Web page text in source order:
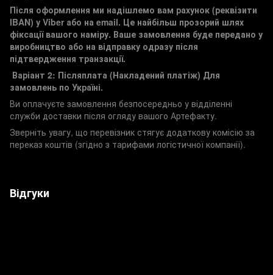
Після оформлення ми надішлемо вам рахунок (реквізити
IBAN) у Viber або на email. Це найбільш прозорий шлях
фіксації вашого наміру. Ваше замовлення буде передано у
виробництво або на відправку одразу після
підтвердження транзакції.
Варіант 2: Післяплата (Накладений платіж) Для
замовлень по Україні.
Ви оплачуєте замовлення безпосередньо у відділенні
служби доставки після огляду вашого Артефакту.
Зверніть увагу, що перевізник стягує додаткову комісію за
переказ коштів (згідно з тарифами логістичної компанії).
Відгуки